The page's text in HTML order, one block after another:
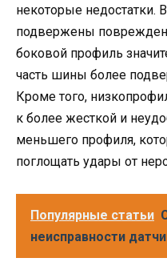
некоторые недостатки.
подвержены
боковой профиль
часть шины более
Кроме того,
к более жесткой и
меньшего профиля,
поглощать удары от
Популярные статьи
неисправности